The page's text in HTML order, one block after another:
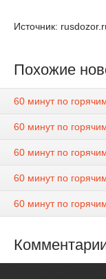
Источник:
Похожие
60 минут по
60 минут по
60 минут по
60 минут по
60 минут по